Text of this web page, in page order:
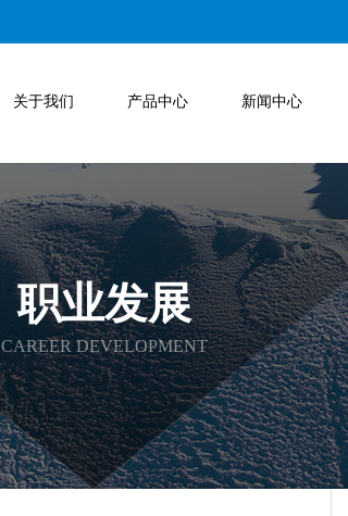
关于我们 产品中心 新闻中心
职业发展
CAREER DEVELOPMENT